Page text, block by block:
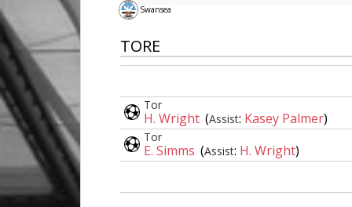
Swansea
TORE
Tor
H. Wright (Assist: Kasey Palmer)
Tor
E. Simms (Assist: H. Wright)